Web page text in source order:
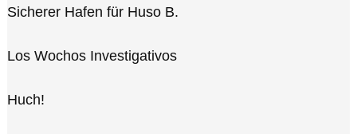
Sicherer Hafen für Huso B.
Los Wochos Investigativos
Huch!